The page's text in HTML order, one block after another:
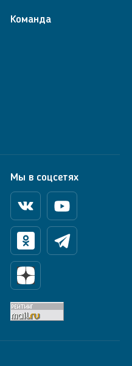
Команда
Мы в соцсетях
ВконтактеYoutube
ОдноклассникиТелеграм
Яндекс Дзен